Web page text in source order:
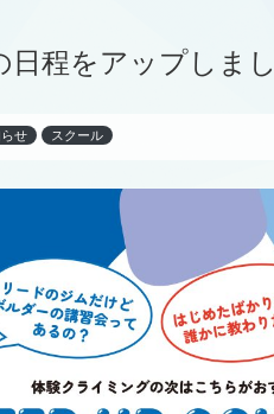
程をアップしまし
せ スクール